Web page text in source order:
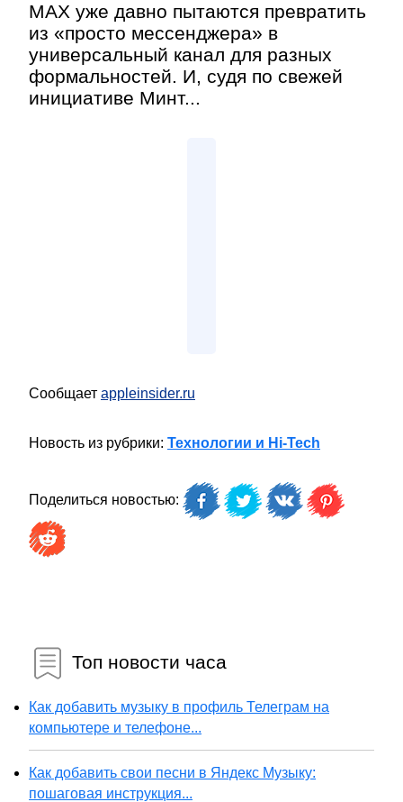
MAX уже давно пытаются превратить
из «просто мессенджера» в
универсальный канал для разных
формальностей. И, судя по свежей
инициативе Минт...
Сообщает appleinsider.ru
Новость из рубрики: Технологии и Hi-Tech
Поделиться новостью:
Топ новости часа
Как добавить музыку в профиль Телеграм на
компьютере и телефоне...
Как добавить свои песни в Яндекс Музыку:
пошаговая инструкция...